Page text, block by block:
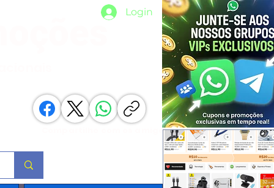
Login
Compartilhe com os amigos